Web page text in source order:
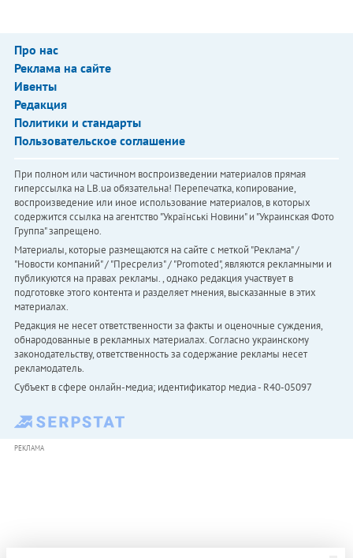
Про нас
Реклама на сайте
Ивенты
Редакция
Политики и стандарты
Пользовательское соглашение
При полном или частичном воспроизведении материалов прямая
гиперссылка на LB.ua обязательна! Перепечатка, копирование,
воспроизведение или иное использование материалов, в которых
содержится ссылка на агентство "Українськi Новини" и "Украинская Фото
Группа" запрещено.
Материалы, которые размещаются на сайте с меткой "Реклама" /
"Новости компаний" / "Пресрелиз" / "Promoted", являются рекламными и
публикуются на правах рекламы. , однако редакция участвует в
подготовке этого контента и разделяет мнения, высказанные в этих
материалах.
Редакция не несет ответственности за факты и оценочные суждения,
обнародованные в рекламных материалах. Согласно украинскому
законодательству, ответственность за содержание рекламы несет
рекламодатель.
Субъект в сфере онлайн-медиа; идентификатор медиа - R40-05097
РЕКЛАМА